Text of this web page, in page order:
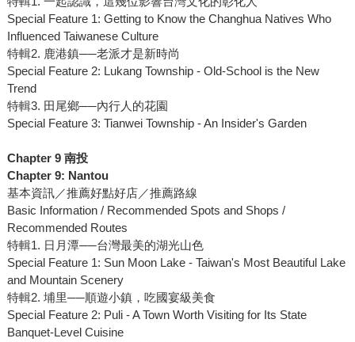
Special Feature 1: Getting to Know the Changhua Natives Who
Influenced Taiwanese Culture
特輯2. 鹿港鎮──老派才是新時尚
Special Feature 2: Lukang Township - Old-School is the New
Trend
特輯3. 田尾鄉──內行人的花園
Special Feature 3: Tianwei Township - An Insider's Garden
Chapter 9 南投
Chapter 9: Nantou
基本資訊／推薦好點好店／推薦路線
Basic Information / Recommended Spots and Shops /
Recommended Routes
特輯1. 日月潭──台灣最美的湖光山色
Special Feature 1: Sun Moon Lake - Taiwan's Most Beautiful Lake
and Mountain Scenery
特輯2. 埔里──順遊小鎮，吃國宴級美食
Special Feature 2: Puli - A Town Worth Visiting for Its State
Banquet-Level Cuisine